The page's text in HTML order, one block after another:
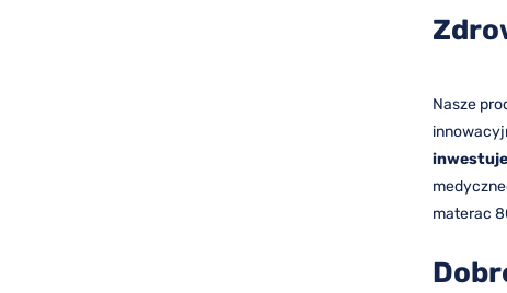
Nasze
materac